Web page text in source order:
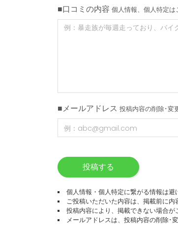
■口コミの内容 個人情報、個人特定は
■メールアドレス 投稿内容の削除･変
投稿する
個人情報・個人特定に繋がる情報は避
ご投稿いただいた内容は、掲載前に内
投稿内容により、掲載できない場合が
メールアドレスは、投稿内容の削除･